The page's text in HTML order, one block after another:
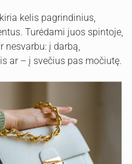
kelis pagrindinius,
Turėdami juos spintoje,
nesvarbu: į darbą,
ar – į svečius pas močiutę.